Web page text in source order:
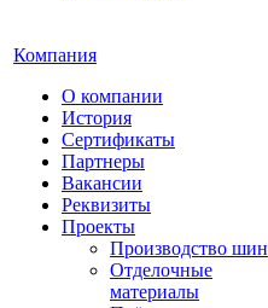
Компания
О компании
История
Сертификаты
Партнеры
Вакансии
Реквизиты
Проекты
Производство шин
Отделочные
материалы